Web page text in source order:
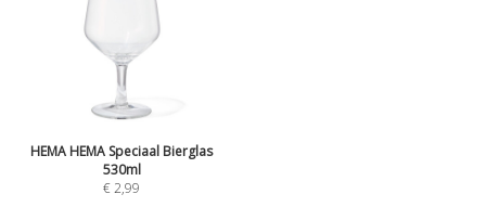
HEMA HEMA Speciaal Bierglas
530ml
€ 2,99